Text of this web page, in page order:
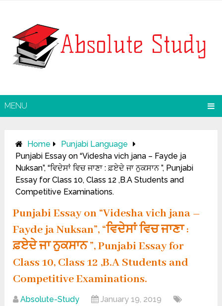
MENU
Home
Punjabi Language
Punjabi Essay on “Videsha vich jana – Fayde ja
Nuksan”, “ਵਿਦੇਸਾਂ ਵਿਚ ਜਾਣਾ : ਫ਼ਏਦੇ ਜਾ ਨੁਕਸਾਨ ”, Punjabi
Essay for Class 10, Class 12 ,B.A Students and
Competitive Examinations.
Punjabi Essay on “Videsha vich jana –
Fayde ja Nuksan”, “ਵਿਦੇਸਾਂ ਵਿਚ ਜਾਣਾ :
ਫ਼ਏਦੇ ਜਾ ਨੁਕਸਾਨ ”, Punjabi Essay for
Class 10, Class 12 ,B.A Students and
Competitive Examinations.
Absolute-Study
January 19, 2019